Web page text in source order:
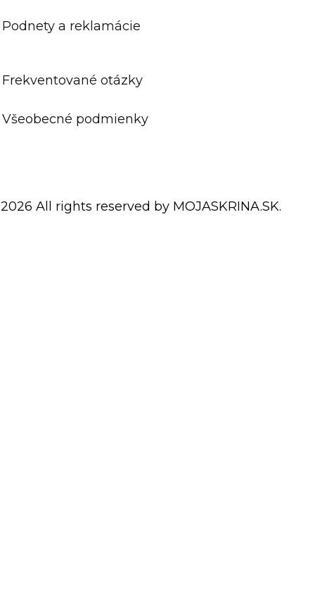
Podnety a reklamácie
Frekventované otázky
Všeobecné podmienky
All rights reserved by MOJASKRINA.SK.